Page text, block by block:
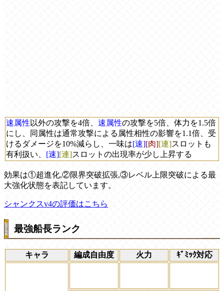
速属性 以外の攻撃を4倍、 速属性の攻撃を5倍、体力を1.5倍
にし、同属性は通常攻撃による属性相性の影響を1.1倍、受
けるダメージを10%減らし、一味は[速][肉][連]スロットも
有利扱い、 [速][連]スロットの出現率が少し上昇する
効果は①超進化,②限界突破拡張,③レベル上限突破による最
大強化状態を表記しています。
シャンクスv4の評価はこちら
最強船長ランク
キャラ 編成自由度 火力 ｷﾞﾐｯｸ対応